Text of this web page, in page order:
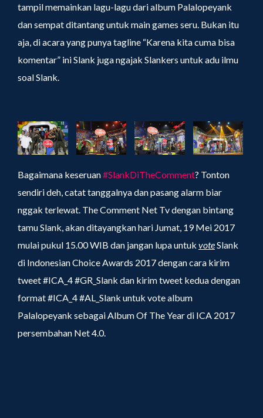
tampil memainkan lagu-lagu dari album Palalopeyank
dan sempat ditantang untuk main games seru. Bukan itu
aja, di acara yang punya tagline “Karena kita cuma bisa
komentar” ini Slank juga ngajak Slankers untuk adu ilmu
soal Slank.
Bagaimana keseruan#SlankDiTheComment? Tonton
sendiri deh, catat tanggalnya dan pasang alarm biar
nggak terlewat. The Comment Net Tv dengan bintang
tamu Slank, akan ditayangkan hari Jumat, 19 Mei 2017
mulai pukul 15.00 WIB dan jangan lupa untuk voteSlank
di Indonesian Choice Awards 2017 dengan cara kirim
tweet #ICA_4 #GR_Slank dan kirim tweet kedua dengan
format #ICA_4 #AL_Slank untuk vote album
Palalopeyank sebagai Album Of The Year di ICA 2017
persembahan Net 4.0.